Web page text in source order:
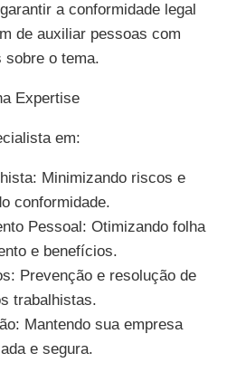
a conformidade legal
de auxiliar pessoas com
sobre o tema.
Expertise
em:
Minimizando riscos e
conformidade.
Pessoal: Otimizando folha
e benefícios.
Prevenção e resolução de
trabalhistas.
Mantendo sua empresa
e segura.